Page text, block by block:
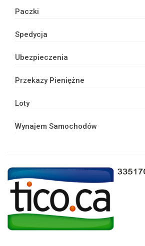
Paczki
Spedycja
Ubezpieczenia
Przekazy Pieniężne
Loty
Wynajem Samochodów